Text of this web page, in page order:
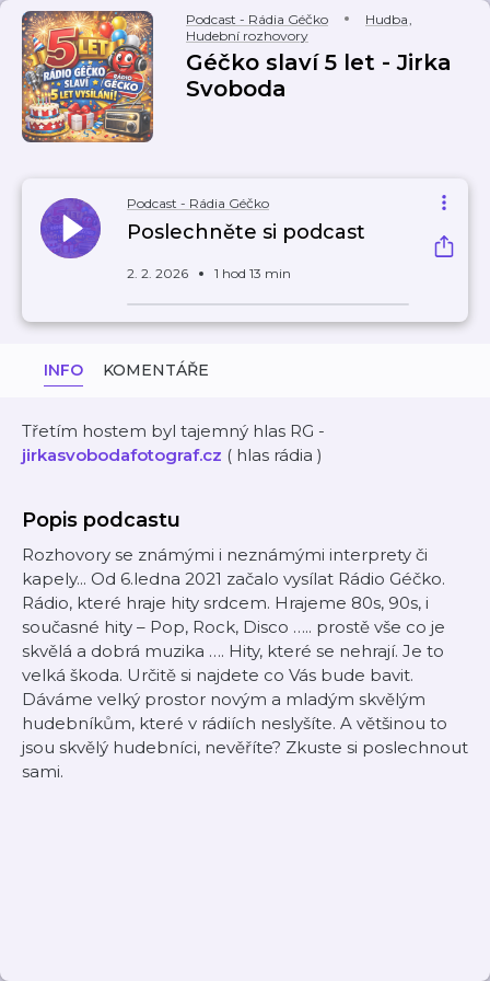
Podcast - Rádia Géčko Hudba,
Hudební rozhovory
Géčko slaví 5 let - Jirka
Svoboda
Podcast - Rádia Géčko
Poslechněte si podcast
2. 2. 2026 1 hod 13 min
INFO KOMENTÁŘE
Třetím hostem byl tajemný hlas RG -
jirkasvobodafotograf.cz ( hlas rádia )
Popis podcastu
Rozhovory se známými i neznámými interprety či
kapely... Od 6.ledna 2021 začalo vysílat Rádio Géčko.
Rádio, které hraje hity srdcem. Hrajeme 80s, 90s, i
současné hity – Pop, Rock, Disco ….. prostě vše co je
skvělá a dobrá muzika …. Hity, které se nehrají. Je to
velká škoda. Určitě si najdete co Vás bude bavit.
Dáváme velký prostor novým a mladým skvělým
hudebníkům, které v rádiích neslyšíte. A většinou to
jsou skvělý hudebníci, nevěříte? Zkuste si poslechnout
sami.